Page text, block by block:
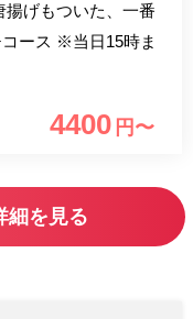
揚げもついた、一番
ース ※当日15時ま
4400 円〜
細を見る